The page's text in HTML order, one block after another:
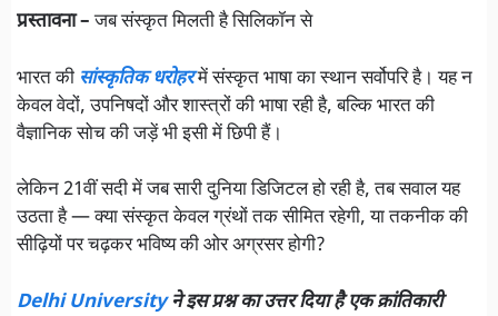
प्रस्तावना –जब संस्कृत मिलती है सिलिकॉन से
भारत की सांस्कृतिक धरोहरमें संस्कृत भाषा का स्थान सर्वोपरि है। यह न
केवल वेदों, उपनिषदों और शास्त्रों की भाषा रही है, बल्कि भारत की
वैज्ञानिक सोच की जड़ें भी इसी में छिपी हैं।
लेकिन 21वीं सदी में जब सारी दुनिया डिजिटल हो रही है, तब सवाल यह
उठता है — क्या संस्कृत केवल ग्रंथों तक सीमित रहेगी, या तकनीक की
सीढ़ियों पर चढ़कर भविष्य की ओर अग्रसर होगी?
Delhi Universityने इस प्रश्न का उत्तर दिया है एक क्रांतिकारी